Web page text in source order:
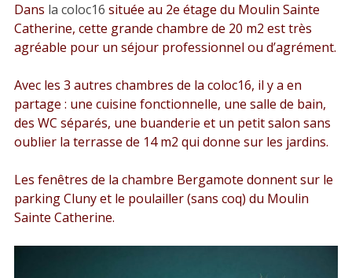
Dans la coloc16 située au 2e étage du Moulin Sainte
Catherine, cette grande chambre de 20 m2 est très
agréable pour un séjour professionnel ou d’agrément.
Avec les 3 autres chambres de la coloc16, il y a en
partage : une cuisine fonctionnelle, une salle de bain,
des WC séparés, une buanderie et un petit salon sans
oublier la terrasse de 14 m2 qui donne sur les jardins.
Les fenêtres de la chambre Bergamote donnent sur le
parking Cluny et le poulailler (sans coq) du Moulin
Sainte Catherine.